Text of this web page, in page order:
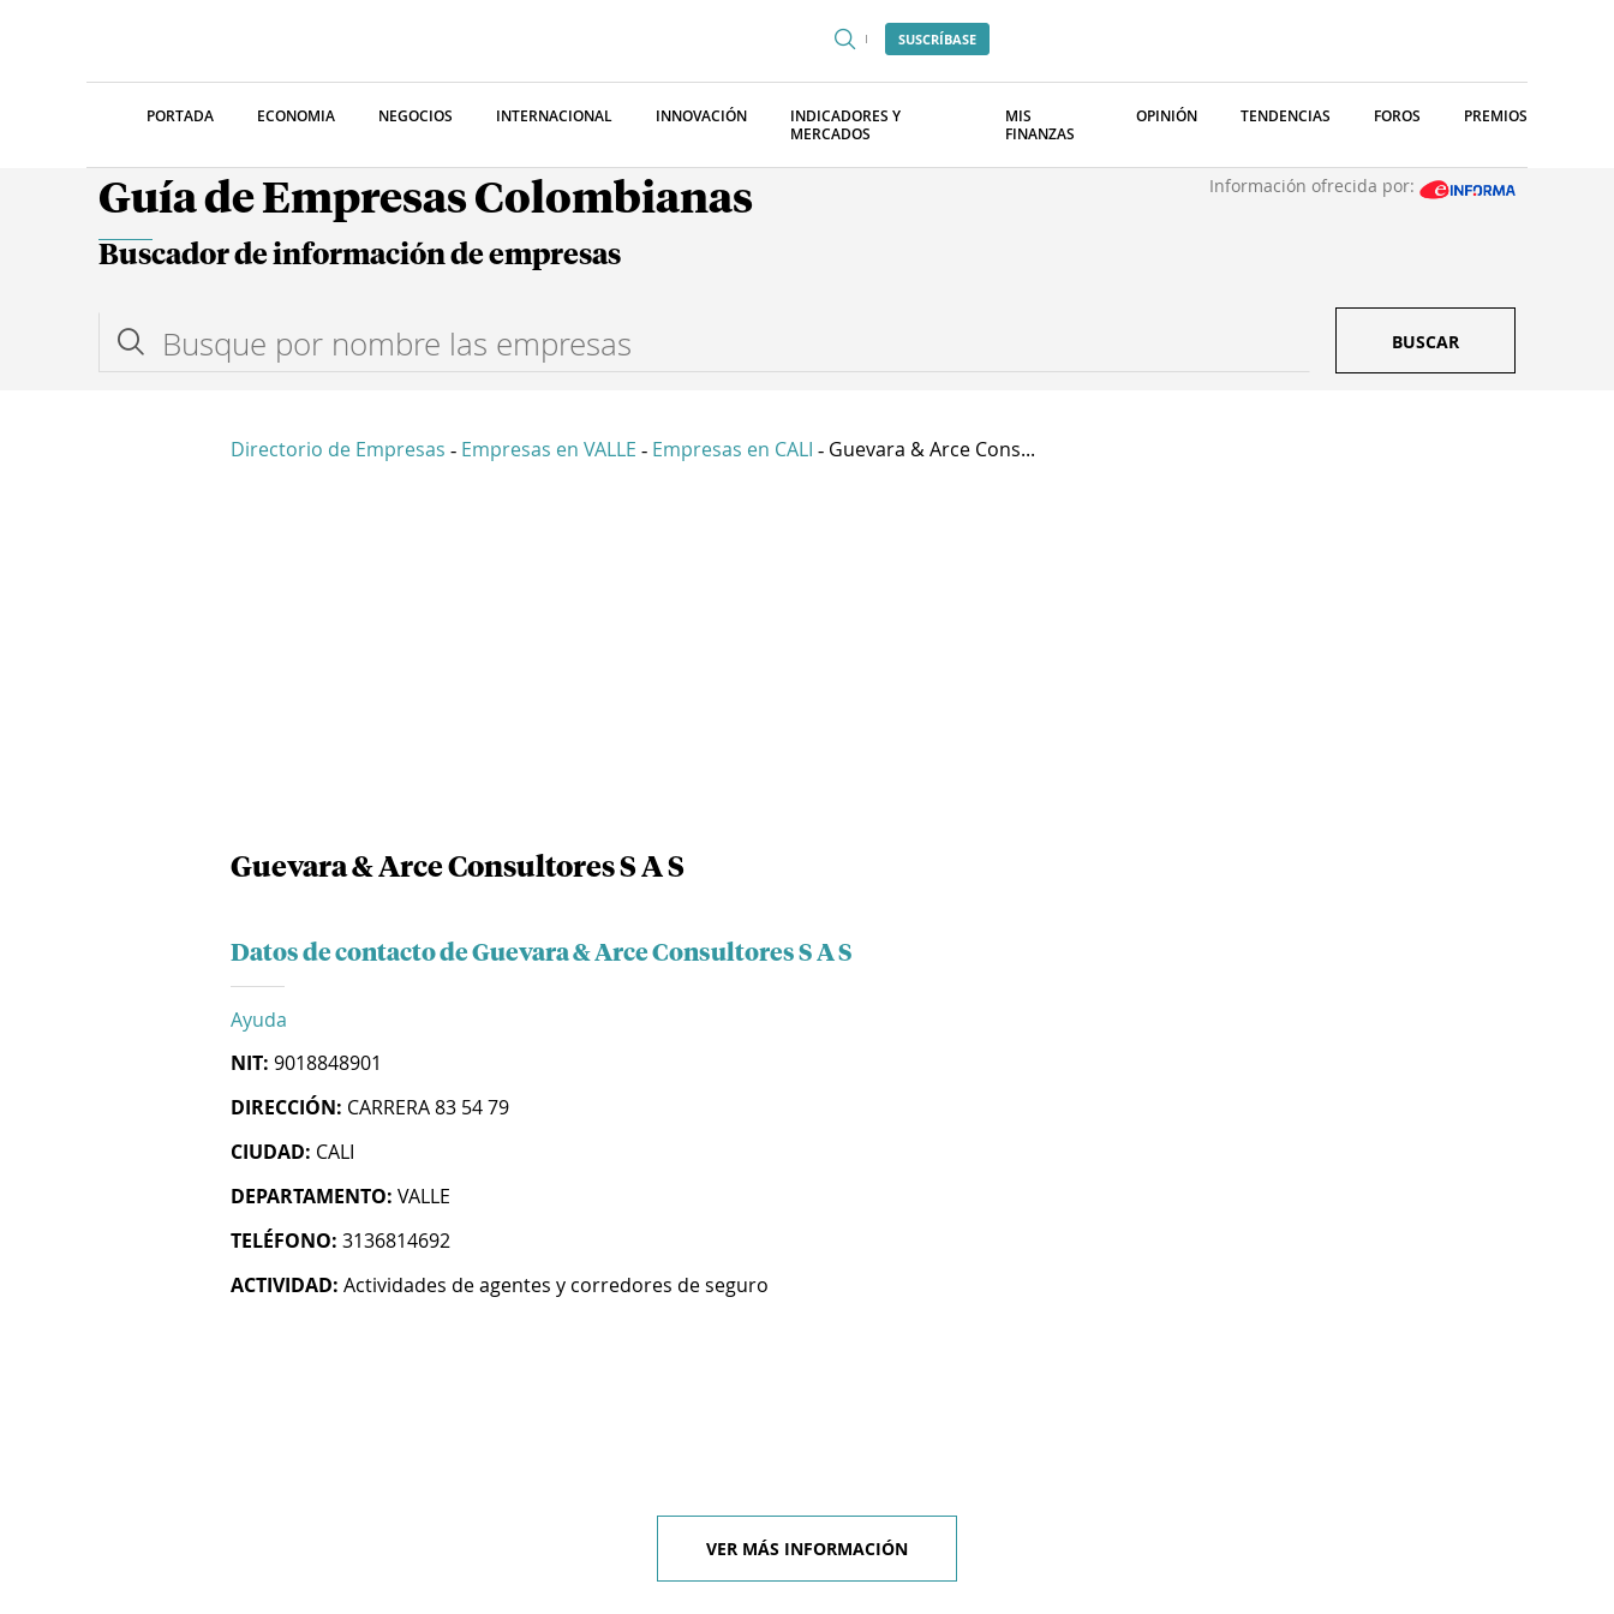
SUSCRÍBASE
PORTADA ECONOMIA NEGOCIOS INTERNACIONAL INNOVACIÓN
INDICADORES Y
MERCADOS
MIS
FINANZAS
OPINIÓN TENDENCIAS FOROS PREMIOS
Guía de Empresas Colombianas Información ofrecida por:
Buscador de información de empresas
BUSCAR
Directorio de Empresas - Empresas en VALLE - Empresas en CALI - Guevara & Arce Cons...
Guevara & Arce Consultores S A S
Datos de contacto de Guevara & Arce Consultores S A S
Ayuda
NIT: 9018848901
DIRECCIÓN: CARRERA 83 54 79
CIUDAD: CALI
DEPARTAMENTO: VALLE
TELÉFONO: 3136814692
ACTIVIDAD: Actividades de agentes y corredores de seguro
VER MÁS INFORMACIÓN